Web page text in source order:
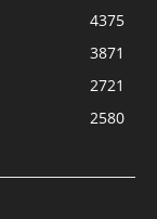
4375
3871
2721
2580